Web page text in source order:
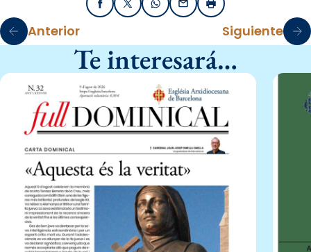
FacebookX / TwitterWhatsApp
EmailImprimir
Anterior Siguiente
Te interesará…